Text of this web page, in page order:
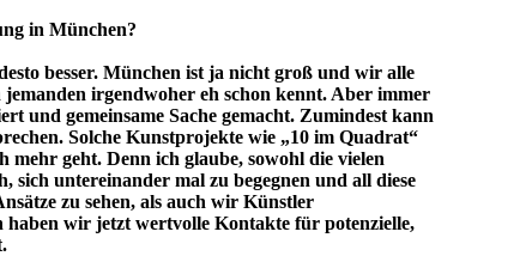
in München?
besser. München ist ja nicht groß und wir alle
jemanden irgendwoher eh schon kennt. Aber immer
und gemeinsame Sache gemacht. Zumindest kann
Solche Kunstprojekte wie „10 im Quadrat“
mehr geht. Denn ich glaube, sowohl die vielen
sich untereinander mal zu begegnen und all diese
zu sehen, als auch wir Künstler
wir jetzt wertvolle Kontakte für potenzielle,